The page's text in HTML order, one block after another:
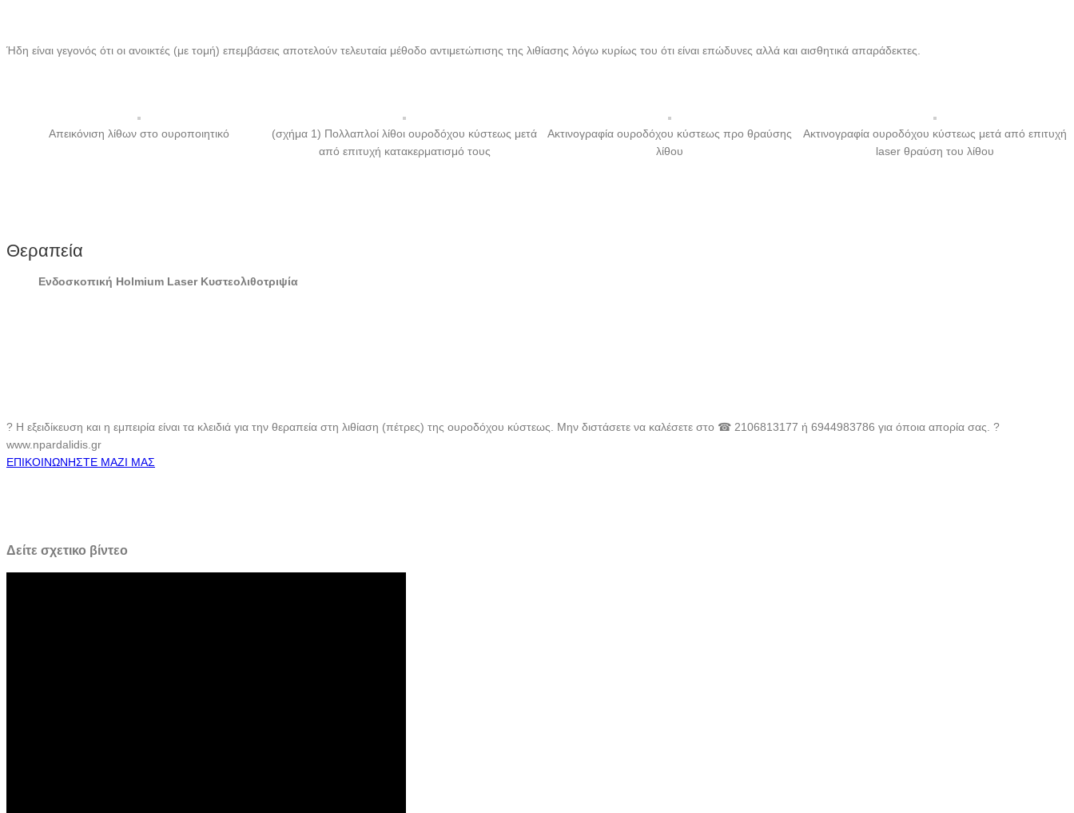
Ήδη είναι γεγονός ότι οι ανοικτές (με τομή) επεμβάσεις αποτελούν τελευταία μέθοδο αντιμετώπισης της λιθίασης λόγω κυρίως του ότι είναι επώδυνες αλλά και αισθητικά απαράδεκτες.
Απεικόνιση λίθων στο ουροποιητικό
(σχήμα 1) Πολλαπλοί λίθοι ουροδόχου κύστεως μετά
από επιτυχή κατακερματισμό τους
Ακτινογραφία ουροδόχου κύστεως προ θραύσης
λίθου
Ακτινογραφία ουροδόχου κύστεως μετά από επιτυχή
laser θραύση του λίθου
Θεραπεία
Ενδοσκοπική Holmium Laser Κυστεολιθοτριψία
? Η εξειδίκευση και η εμπειρία είναι τα κλειδιά για την θεραπεία στη λιθίαση (πέτρες) της ουροδόχου κύστεως. Μην διστάσετε να καλέσετε στο ☎ 2106813177 ή 6944983786 για όποια απορία σας. ?
www.npardalidis.gr
ΕΠΙΚΟΙΝΩΝΗΣΤΕ ΜΑΖΙ ΜΑΣ
Δείτε σχετικο βίντεο